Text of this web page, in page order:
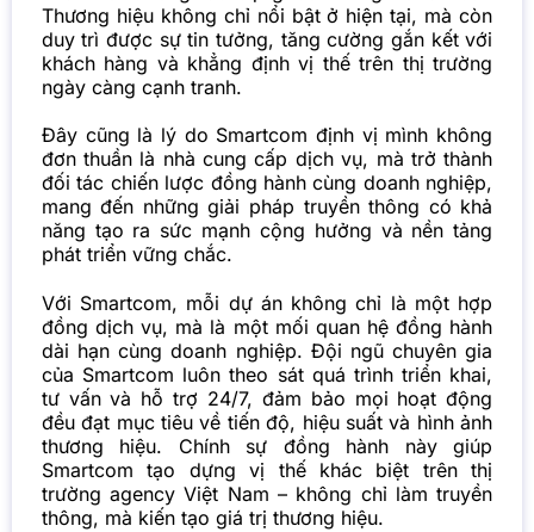
Thương hiệu không chỉ nổi bật ở hiện tại, mà còn
duy trì được sự tin tưởng, tăng cường gắn kết với
khách hàng và khẳng định vị thế trên thị trường
ngày càng cạnh tranh.
Đây cũng là lý do Smartcom định vị mình không
đơn thuần là nhà cung cấp dịch vụ, mà trở thành
đối tác chiến lược đồng hành cùng doanh nghiệp,
mang đến những giải pháp truyền thông có khả
năng tạo ra sức mạnh cộng hưởng và nền tảng
phát triển vững chắc.
Với Smartcom, mỗi dự án không chỉ là một hợp
đồng dịch vụ, mà là một mối quan hệ đồng hành
dài hạn cùng doanh nghiệp. Đội ngũ chuyên gia
của Smartcom luôn theo sát quá trình triển khai,
tư vấn và hỗ trợ 24/7, đảm bảo mọi hoạt động
đều đạt mục tiêu về tiến độ, hiệu suất và hình ảnh
thương hiệu. Chính sự đồng hành này giúp
Smartcom tạo dựng vị thế khác biệt trên thị
trường agency Việt Nam – không chỉ làm truyền
thông, mà kiến tạo giá trị thương hiệu.